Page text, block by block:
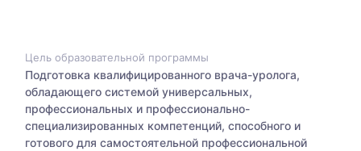
Цель образовательной программы
Подготовка квалифицированного врача-уролога,
обладающего системой универсальных,
профессиональных и профессионально-
специализированных компетенций, способного и
готового для самостоятельной профессиональной